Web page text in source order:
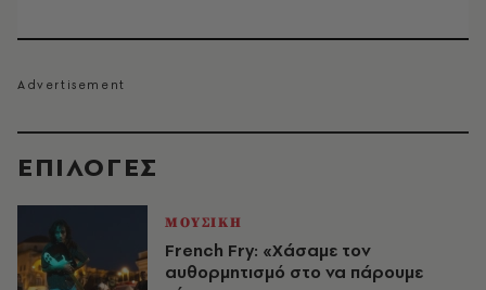
EΠΙΛΟΓΈΣ
ΜΟΥΣΙΚΗ
French Fry: «Χάσαμε τον
αυθορμητισμό στο να πάρουμε